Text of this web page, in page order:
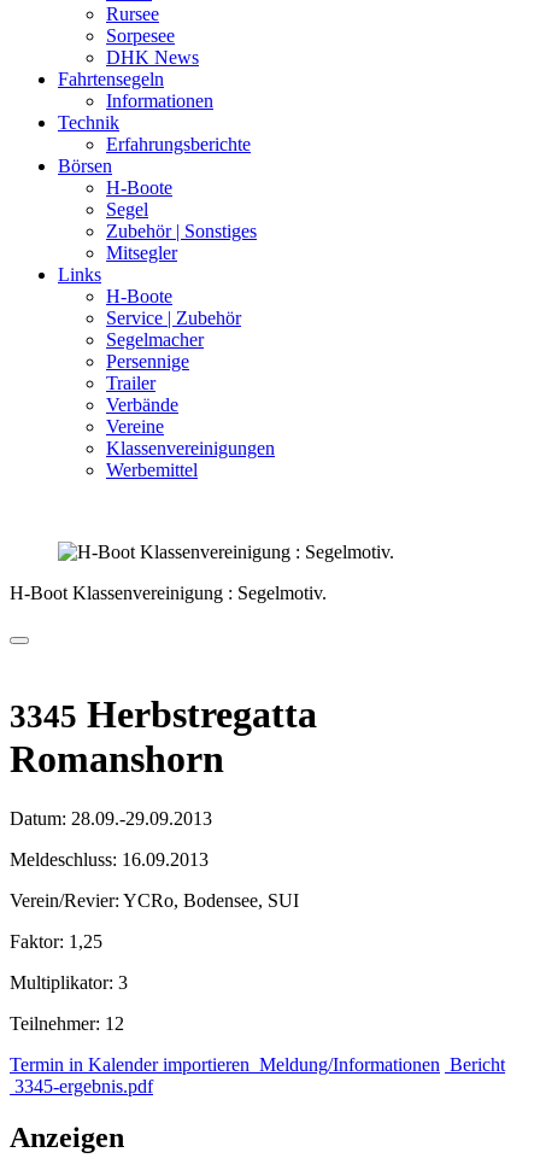
Rursee
Sorpesee
DHK News
Fahrtensegeln
Informationen
Technik
Erfahrungsberichte
Börsen
H-Boote
Segel
Zubehör | Sonstiges
Mitsegler
Links
H-Boote
Service | Zubehör
Segelmacher
Persennige
Trailer
Verbände
Vereine
Klassenvereinigungen
Werbemittel
H-Boot Klassenvereinigung : Segelmotiv.
3345 Herbstregatta
Romanshorn
Datum: 28.09.-29.09.2013
Meldeschluss: 16.09.2013
Verein/Revier: YCRo, Bodensee, SUI
Faktor: 1,25
Multiplikator: 3
Teilnehmer: 12
Termin in Kalender importieren Meldung/Informationen Bericht
3345-ergebnis.pdf
Anzeigen